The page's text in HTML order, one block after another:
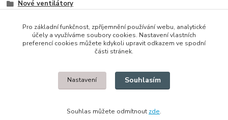
Nové ventilátory
© 2014 - 2025 Díly pro notebooky
Upravit sběr cookies.
Pro základní funkčnost, zpříjemnění používání webu, analytické
účely a využíváme soubory cookies. Nastavení vlastních
preferencí cookies můžete kdykoli upravit odkazem ve spodní
části stránek.
Nastavení Souhlasím
Souhlas můžete odmítnout zde.